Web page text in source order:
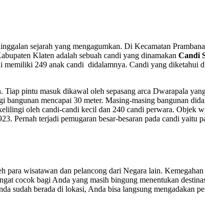
sejarah yang mengagumkan. Di Kecamatan
Klaten adalah sebuah candi yang dinamakan Candi
249 anak candi didalamnya. Candi yang diketahui
Tiap pintu masuk dikawal oleh sepasang arca Dwarapala
mencapai 30 meter. Masing-masing bangunan
oleh candi-candi kecil dan 240 candi perwara.
Pernah terjadi pemugaran besar-besaran pada candi yaitu
para wisatawan dan pelancong dari Negara lain.
cocok bagi Anda yang masih bingung menentukan
sudah berada di lokasi, Anda bisa langsung mengadakan